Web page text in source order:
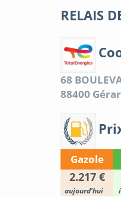
RELAIS
68
88400
Gazole
2.217 €
aujourd'hui